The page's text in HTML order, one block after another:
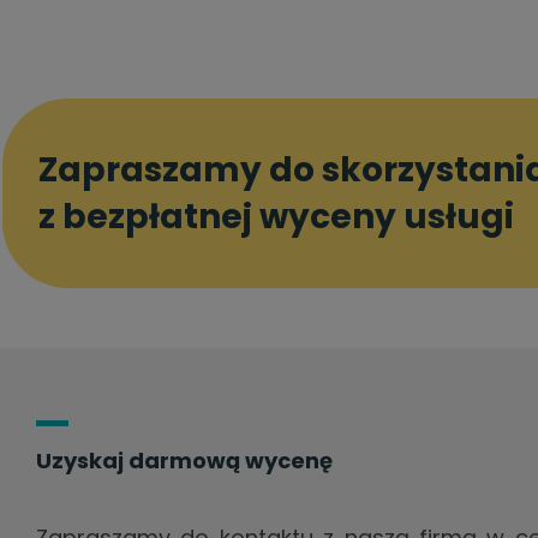
Zapraszamy do
z bezpłatnej wyceny usługi
Uzyskaj darmową wycenę